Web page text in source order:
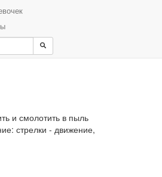
и смолотить в пыль
стрелки - движение,